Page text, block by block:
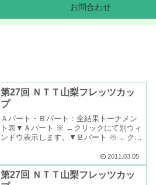
お問合わせ
第27回 ＮＴＴ山梨フレッツカッ
プ
Ａパート・Ｂパート：全結果トーナメン
ト表▼Ａパート ※ ←クリックにて別ウィ
ンドウ表示します。▼Ｂパート ※ ←クリ
2011.03.05
第27回 ＮＴＴ山梨フレッツカッ